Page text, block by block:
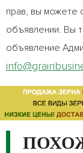
прав, вы можете
объявлении. Вы
объявление